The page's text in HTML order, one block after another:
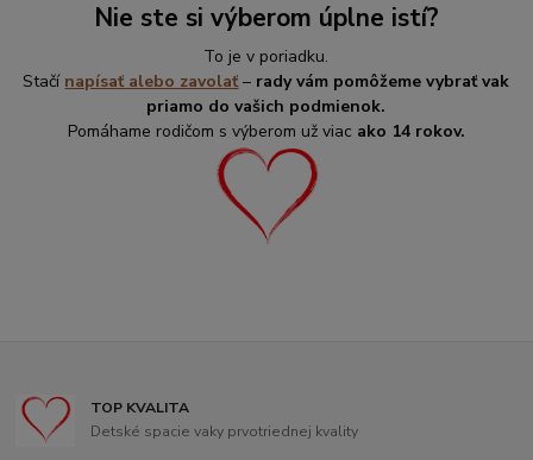
Nie ste si výberom úplne istí?
To je v poriadku.
Stačí napísať alebo zavolať– rady vám pomôžeme vybrať vak
priamo do vašich podmienok.
Pomáhame rodičom s výberom už viac ako 14 rokov.
TOP KVALITA
Detské spacie vaky prvotriednej kvality